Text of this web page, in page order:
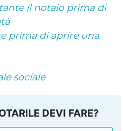
il notaio prima di
prima di aprire una
sociale
DEVI FARE?